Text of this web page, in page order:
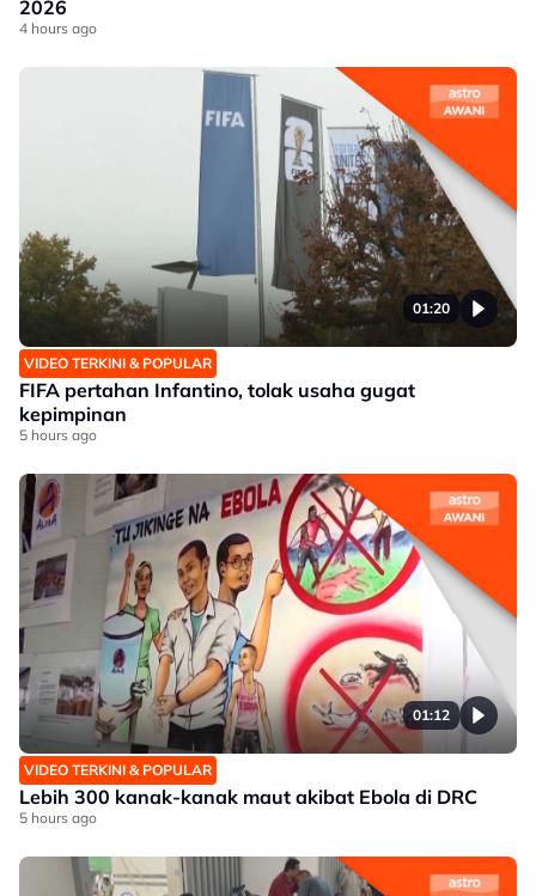
2026
4 hours ago
01:20
VIDEO TERKINI & POPULAR
FIFA pertahan Infantino, tolak usaha gugat
kepimpinan
5 hours ago
01:12
VIDEO TERKINI & POPULAR
Lebih 300 kanak-kanak maut akibat Ebola di DRC
5 hours ago